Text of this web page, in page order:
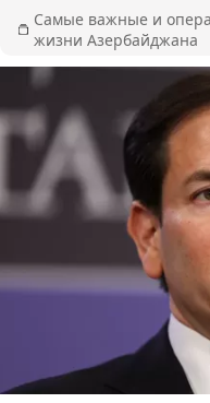
Самые важные и
жизни Азербайджана